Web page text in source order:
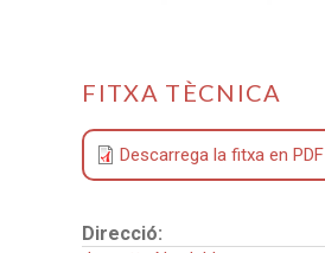
FITXA TÈCNICA
Descarrega la fitxa en PDF
Direcció: